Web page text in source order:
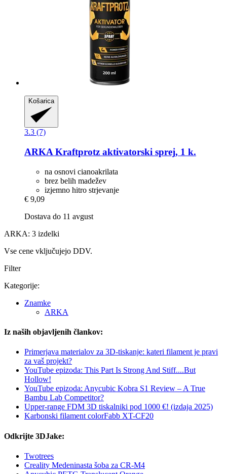
Košarica
3.3 (7)
ARKA Kraftprotz aktivatorski sprej, 1 k.
na osnovi cianoakrilata
brez belih madežev
izjemno hitro strjevanje
€ 9,09
Dostava do 11 avgust
ARKA: 3 izdelki
Vse cene vključujejo DDV.
Filter
Kategorije:
Znamke
ARKA
Iz naših objavljenih člankov:
Primerjava materialov za 3D-tiskanje: kateri filament je pravi
za vaš projekt?
YouTube epizoda: This Part Is Strong And Stiff....But
Hollow!
YouTube epizoda: Anycubic Kobra S1 Review – A True
Bambu Lab Competitor?
Upper-range FDM 3D tiskalniki pod 1000 €! (izdaja 2025)
Karbonski filament colorFabb XT-CF20
Odkrijte 3DJake:
Twotrees
Creality Medeninasta šoba za CR-M4